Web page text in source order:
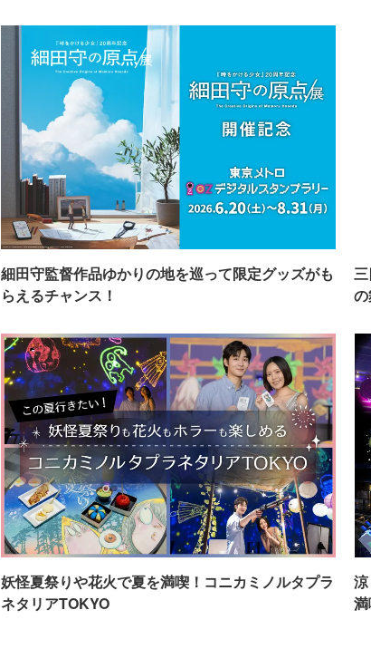
細田守監督作品ゆかりの地を巡って限定グッズがも
らえるチャンス！
妖怪夏祭りや花火で夏を満喫！コニカミノルタプラ
ネタリアTOKYO